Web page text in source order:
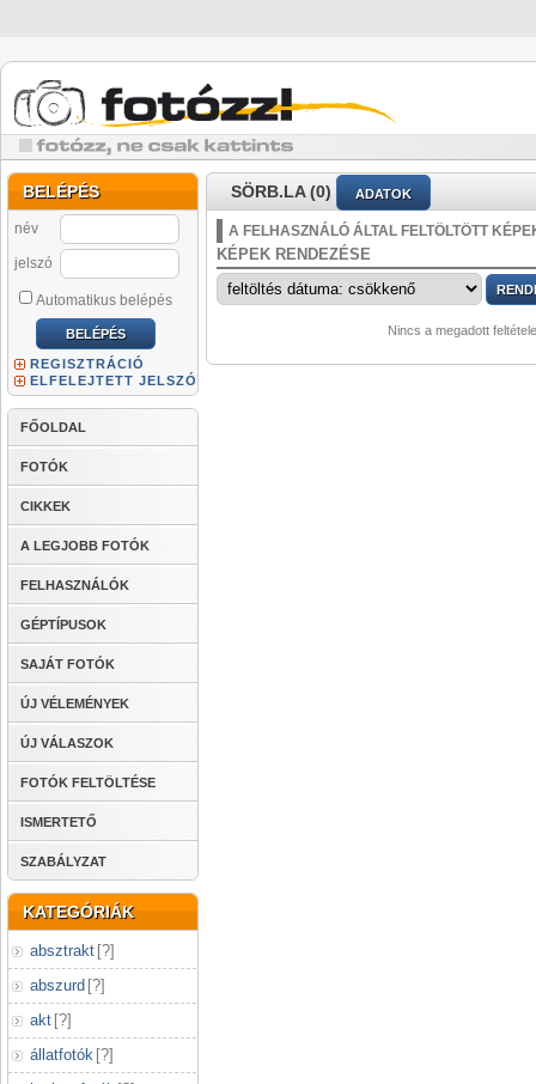
BELÉPÉS
név
jelszó
Automatikus belépés
REGISZTRÁCIÓ
ELFELEJTETT JELSZÓ
FŐOLDAL
FOTÓK
CIKKEK
A LEGJOBB FOTÓK
FELHASZNÁLÓK
GÉPTÍPUSOK
SAJÁT FOTÓK
ÚJ VÉLEMÉNYEK
ÚJ VÁLASZOK
FOTÓK FELTÖLTÉSE
ISMERTETŐ
SZABÁLYZAT
KATEGÓRIÁK
absztrakt [?]
abszurd [?]
akt [?]
állatfotók [?]
SÖRB.LA (0) ADATOK
A FELHASZNÁLÓ ÁLTAL FELTÖLTÖTT
KÉPEK RENDEZÉSE
Nincs a megadott